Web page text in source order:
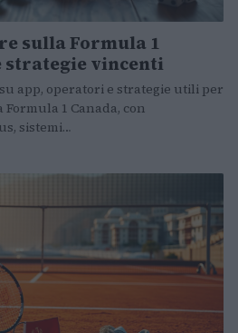
sulla Formula 1
strategie vincenti
app, operatori e strategie utili per
1 Canada, con
sistemi…